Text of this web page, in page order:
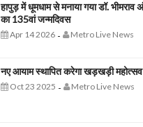
हापुड़ में धूमधाम से मनाया गया डॉ.
का 135वां जन्मदिवस
Apr 14 2026 - Metro Live News
नए आयाम स्थापित करेगा खड़खड़ी महोत्सव
Oct 23 2025 - Metro Live News